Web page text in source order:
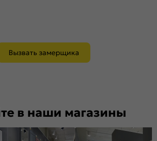
Вызвать замерщика
в наши магазины